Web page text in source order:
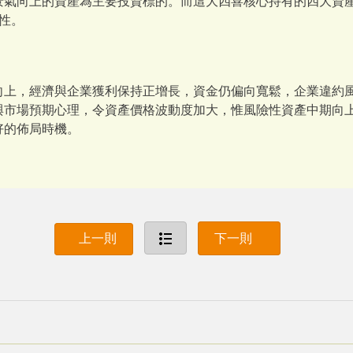
。
，經濟與企業獲利保持正增長，資金仍偏向寬鬆，企業違約
場預期心理，令資產價格波動度加大，惟風險性資產中期向
佈局時機。
上一則 下一則